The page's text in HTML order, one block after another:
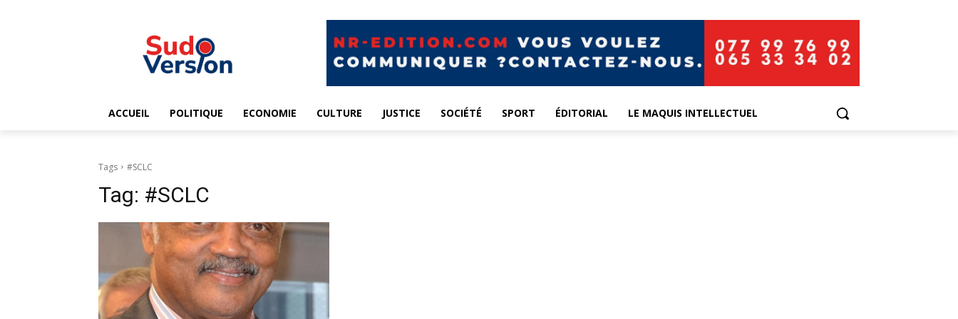
ACCUEIL POLITIQUE ECONOMIE CULTURE JUSTICE SOCIÉTÉ SPORT ÉDITORIAL LE MAQUIS INTELLECTUEL
Tags #SCLC
Tag: #SCLC